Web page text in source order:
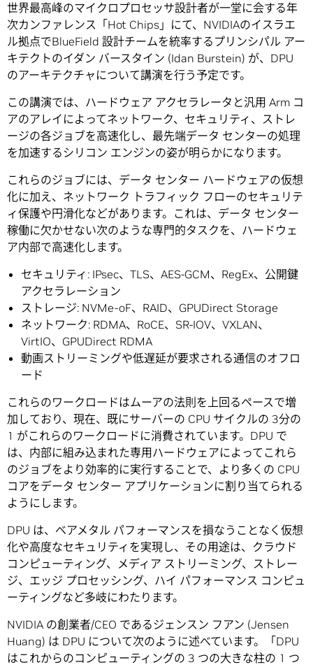
世界最高峰のマイクロプロセッサ設計者が一堂に会する年
次カンファレンス「Hot Chips」にて、NVIDIAのイスラエ
ル拠点でBlueField 設計チームを統率するプリンシパル アー
キテクトのイダン バースタイン (Idan Burstein) が、DPU
のアーキテクチャについて講演を行う予定です。
この講演では、ハードウェア アクセラレータと汎用 Arm コ
アのアレイによってネットワーク、セキュリティ、ストレ
ージの各ジョブを高速化し、最先端データ センターの処理
を加速するシリコン エンジンの姿が明らかになります。
これらのジョブには、データ センター ハードウェアの仮想
化に加え、ネットワーク トラフィック フローのセキュリテ
ィ保護や円滑化などがあります。これは、データ センター
稼働に欠かせない次のような専門的タスクを、ハードウェ
ア内部で高速化します。
セキュリティ: IPsec、TLS、AES-GCM、RegEx、公開鍵
アクセラレーション
ストレージ: NVMe-oF、RAID、GPUDirect Storage
ネットワーク: RDMA、RoCE、SR-IOV、VXLAN、
VirtIO、GPUDirect RDMA
動画ストリーミングや低遅延が要求される通信のオフロ
ード
これらのワークロードはムーアの法則を上回るペースで増
加しており、現在、既にサーバーの CPU サイクルの 3分の
1 がこれらのワークロードに消費されています。DPU で
は、内部に組み込まれた専用ハードウェアによってこれら
のジョブをより効率的に実行することで、より多くの CPU
コアをデータ センター アプリケーションに割り当てられる
ようにします。
DPU は、ベアメタル パフォーマンスを損なうことなく仮想
化や高度なセキュリティを実現し、その用途は、クラウド
コンピューティング、メディア ストリーミング、ストレー
ジ、エッジ プロセッシング、ハイ パフォーマンス コンピュ
ーティングなど多岐にわたります。
NVIDIA の創業者/CEO であるジェンスン フアン (Jensen
Huang) は DPU について次のように述べています。「DPU
はこれからのコンピューティングの 3 つの大きな柱の 1 つ